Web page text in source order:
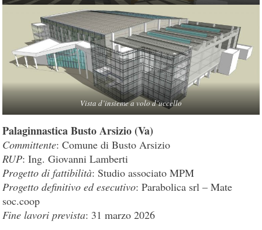
Vista d’insieme a volo d’uccello
Palaginnastica Busto Arsizio (Va)
Committente: Comune di Busto Arsizio
RUP: Ing. Giovanni Lamberti
Progetto di fattibilità: Studio associato MPM
Progetto definitivo ed esecutivo: Parabolica srl – Mate
soc.coop
Fine lavori prevista: 31 marzo 2026